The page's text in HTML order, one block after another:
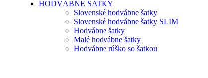
HODVÁBNE ŠATKY
Slovenské hodvábne šatky
Slovenské hodvábne šatky SLIM
Hodvábne šatky
Malé hodvábne šatky
Hodvábne rúško so šatkou